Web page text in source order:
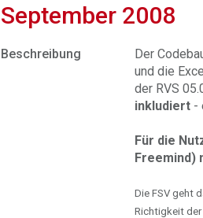
September 2008
Beschreibung
Der
und die
der RVS
inkludiert -
Für die
Freemind)
Die FSV geht
Richtigkeit der